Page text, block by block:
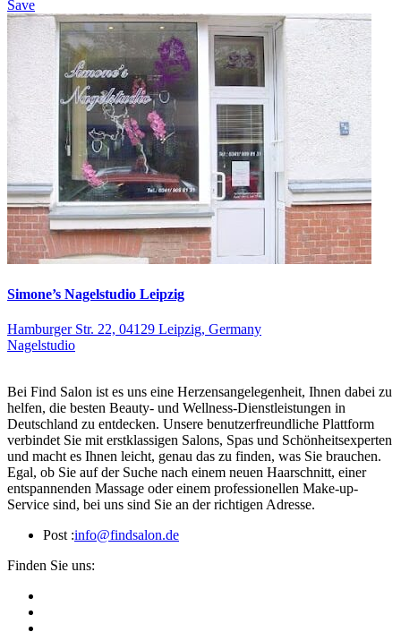
Save
Simone’s Nagelstudio Leipzig
Hamburger Str. 22, 04129 Leipzig, Germany
Nagelstudio
Bei Find Salon ist es uns eine Herzensangelegenheit, Ihnen dabei zu
helfen, die besten Beauty- und Wellness-Dienstleistungen in
Deutschland zu entdecken. Unsere benutzerfreundliche Plattform
verbindet Sie mit erstklassigen Salons, Spas und Schönheitsexperten
und macht es Ihnen leicht, genau das zu finden, was Sie brauchen.
Egal, ob Sie auf der Suche nach einem neuen Haarschnitt, einer
entspannenden Massage oder einem professionellen Make-up-
Service sind, bei uns sind Sie an der richtigen Adresse.
Post :info@findsalon.de
Finden Sie uns: